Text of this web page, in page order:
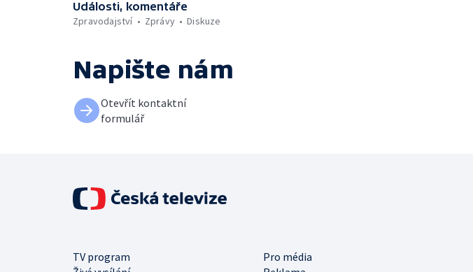
Události, komentáře
Zpravodajství
Zprávy Diskuze
Napište nám
Otevřít kontaktní
formulář
TV program
Pro média